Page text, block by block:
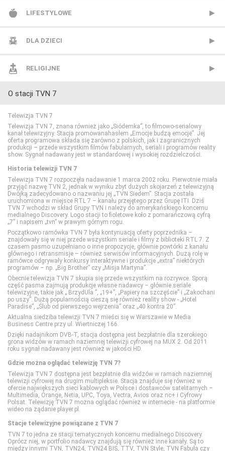
AXN
AXN Black
AXN Spin
AXN White
BBC First
CANAL+ 1
CANAL+ 360
CANAL+ 4K Ultra HD
CANAL+ Film
CANAL+ Premium
CANAL+ Seriale
Cinemax
Cinemax 2
Comedy Central
Film Cafe
FILMBOX+ Action
CANAL+ Sport 2
CANAL+ Sport 3
CANAL+ Sport 4
CANAL+ Sport 5
Eleven Sports 1
Eleven Sports 2
Eleven Sports 3
Eleven Sports 4
Eurosport 1
Eurosport 2
Extreme Sports Channel
Polsat Sport 1
Polsat Sport 2
Polsat Sport 3
Polsat Sport Extra 1
Polsat Sport Extra 2
TVN24
TVN24 Biznes i Świat
TVP Info
Wydarzenia 24
BBC Earth
CANAL+ Dokument
CBS Reality
CI Polsat
Discovery Channel
Discovery Historia
Discovery Life
Discovery Science
DTX (d. Discovery Turbo Xtra)
Fokus TV
HISTORY
HISTORY 2
ID
Nat Geo People
National Geographic
National Geographic Wild
BBC Brit
Mezzo
MTV Polska
TVP Rozrywka
LIFESTYLOWE
BBC Lifestyle
CANAL+ Domo
CANAL+ Kuchnia
Food Network
HGTV
Lifetime
Polsat Cafe
Polsat Games
Polsat Play
Polsat Rodzina
TLC
TTV
TVN Style
TVN Turbo
TVP Kobieta
DLA DZIECI
Cartoon Network
Cartoonito
Disney Channel
Disney Junior
Disney XD
MiniMini+
Nickelodeon
Nicktoons
TVP ABC
RELIGIJNE
TV Trwam
O stacji TVN 7
Telewizja TVN 7
Telewizja TVN 7, znana również jako „Siódemka”, to filmowo-serialowy
kanał telewizyjny. Stacja promowanahasłem „Emocje budzą emocje”. Jej
oferta programowa składa się zarówno z polskich, jak i zagranicznych
produkcji – przede wszystkim filmów fabularnych, seriali i programów reality
show. Sygnał nadawany jest w standardowej i wysokiej rozdzielczości.
Historia telewizji TVN 7
Telewizja TVN 7 rozpoczęła nadawanie 1 marca 2002 roku. Pierwotnie miała
przyjąć nazwę TVN 2, jednak w wyniku zbyt dużych skojarzeń z telewizyjną
Dwójką zadecydowano o nazwaniu jej „TVN Siedem”. Stacja została
uruchomiona w miejsce RTL 7 – kanału przejętego przez Grupę ITI. Dziś
TVN 7 wchodzi w skład Grupy TVN i należy do amerykańskiego koncernu
medialnego Discovery. Logo stacji to fioletowe koło z pomarańczową cyfrą
„7” i napisem „tvn” w prawym górnym rogu.
Początkowo ramówka TVN 7 była kontynuacją oferty poprzednika –
znajdowały się w niej przede wszystkim seriale i filmy z biblioteki RTL 7. Z
czasem pasmo uzupełniano o inne propozycje, głównie powtórki z kanału
głównego i retransmisje – również serwisów informacyjnych. Dużą rolę w
ramówce odgrywały konkursy interaktywne i produkcje „extra” niektórych
programów – np. „Big Brother” czy „Misja Martyna”.
Obecnie telewizja TVN 7 skupia się przede wszystkim na rozrywce. Sporą
część pasma zajmują produkcje własne nadawcy – głównie seriale
telewizyjne, takie jak „ BrzydUla ”, „19+”, „Papiery na szczęście” i „Zakochani
po uszy”. Dużą popularnością cieszą się również reality show - „Hotel
Paradise”, „Ślub od pierwszego wejrzenia” oraz „40 kontra 20”.
Aktualna siedziba telewizji TVN 7 mieści się w Warszawie w Media
Business Centre przy ul. Wiertniczej 166.
Dzięki nadajnikom DVB-T, stacja dostępna jest bezpłatnie dla szerokiego
grona widzów w ramach naziemnej telewizji cyfrowej na MUX 2. Od 2011
roku sygnał nadawany jest również w jakości HD.
Gdzie można oglądać telewizję TVN 7?
Telewizja TVN 7 dostępna jest bezpłatnie dla widzów w ramach naziemnej
telewizji cyfrowej na drugim multipleksie. Stacja znajduje się również w
ofercie największych sieci kablowych w Polsce i dostawców satelitarnych –
Multimedia, Orange, Netia, UPC, Toya, Vectra, Avios oraz nc+ i Cyfrowy
Polsat. Telewizję TVN 7 można oglądać również w internecie - na platformie
wideo na żądanie player.pl.
Stacje telewizyjne powiązane z TVN 7
TVN 7 to jedna ze stacji tematycznych koncernu medialnego Discovery.
Oprócz niej, w portfolio nadawcy znajdują się również inne kanały. Są to
między innymi TVN, TVN24, TVN24 BIS, TTV, TVN Style, TVN Fabuła czy